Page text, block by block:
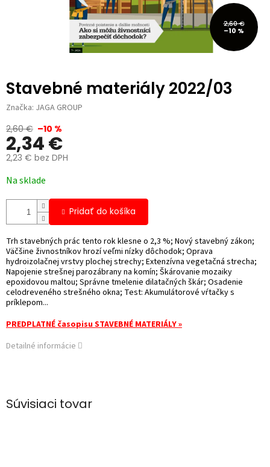
2,60 €
–10 %
Stavebné materiály 2022/03
Značka: JAGA GROUP
2,60 € –10 %
2,34 €
2,23 € bez DPH
cena:
Na sklade
Pridať do košíka
Trh stavebných prác tento rok klesne o 2,3 %; Nový stavebný zákon;
Väčšine živnostníkov hrozí veľmi nízky dôchodok; Oprava
hydroizolačnej vrstvy plochej strechy; Extenzívna vegetačná strecha;
Napojenie strešnej parozábrany na komín; Škárovanie mozaiky
epoxidovou maltou; Správne tmelenie dilatačných škár; Osadenie
celodreveného strešného okna; Test: Akumulátorové vŕtačky s
príklepom...
PREDPLATNÉ časopisu STAVEBNÉ MATERIÁLY »
Detailné informácie
Súvisiaci tovar